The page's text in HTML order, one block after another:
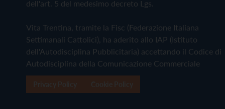
dell'art. 5 del medesimo decreto Lgs.
Vita Trentina, tramite la Fisc (Federazione Italiana
Settimanali Cattolici), ha aderito allo IAP (Istituto
dell'Autodisciplina Pubblicitaria) accettando il Codice di
Autodisciplina della Comunicazione Commerciale